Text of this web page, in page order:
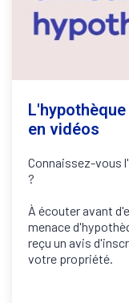
en vidéos
Connaissez-vous
?
À écouter avant
menace
reçu un avis
votre propriété.